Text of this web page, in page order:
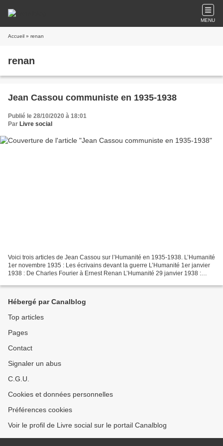
MENU
Accueil » renan
renan
Jean Cassou communiste en 1935-1938
Publié le 28/10/2020 à 18:01
Par Livre social
Voici trois articles de Jean Cassou sur l’Humanité en 1935-1938. L’Humanité
1er novembre 1935 : Les écrivains devant la guerre L’Humanité 1er janvier
1938 : De Charles Fourier à Ernest Renan L’Humanité 29 janvier 1938 :
Hébergé par Canalblog
Top articles
Pages
Contact
Signaler un abus
C.G.U.
Cookies et données personnelles
Préférences cookies
Voir le profil de Livre social sur le portail Canalblog